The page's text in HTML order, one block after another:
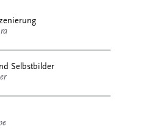
Selbstbilder